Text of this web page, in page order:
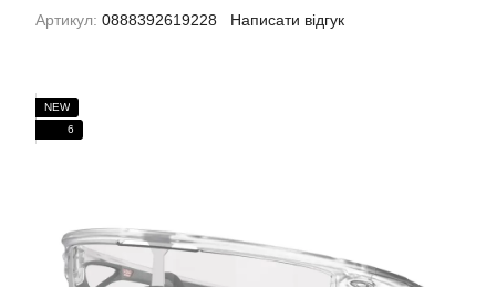
Артикул: 0888392619228 Написати відгук
NEW
6